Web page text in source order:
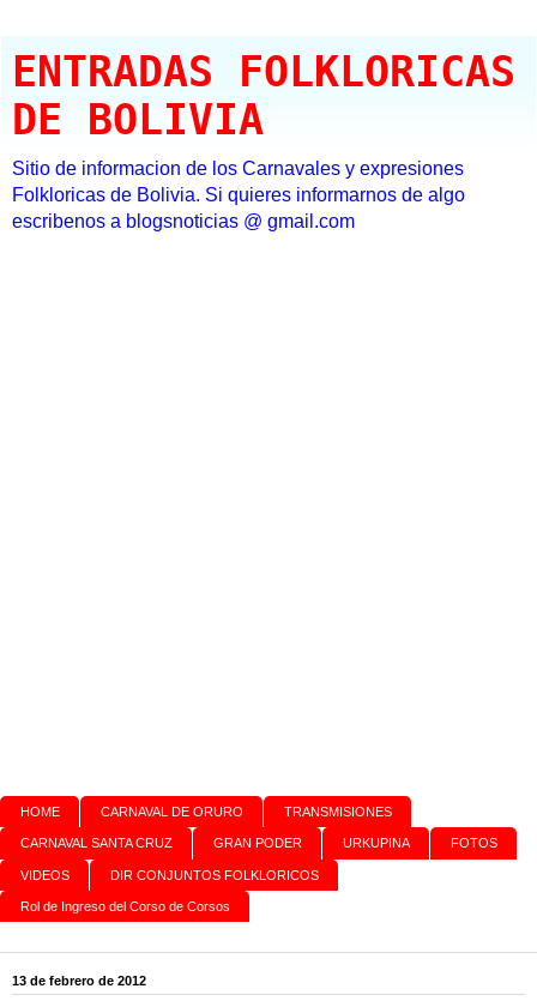
ENTRADAS FOLKLORICAS
DE BOLIVIA
Sitio de informacion de los Carnavales y expresiones
Folkloricas de Bolivia. Si quieres informarnos de algo
escribenos a blogsnoticias @ gmail.com
HOME CARNAVAL DE ORURO TRANSMISIONES
CARNAVAL SANTA CRUZ GRAN PODER URKUPINA FOTOS
VIDEOS DIR CONJUNTOS FOLKLORICOS
Rol de Ingreso del Corso de Corsos
13 de febrero de 2012